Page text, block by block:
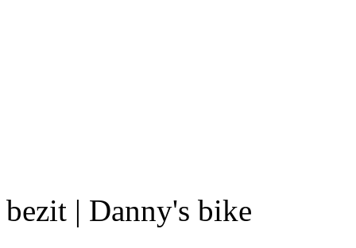
bezit | Danny's bike